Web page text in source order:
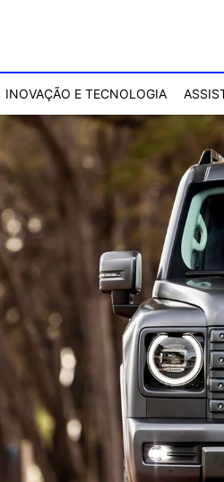
INOVAÇÃO E TECNOLOGIA